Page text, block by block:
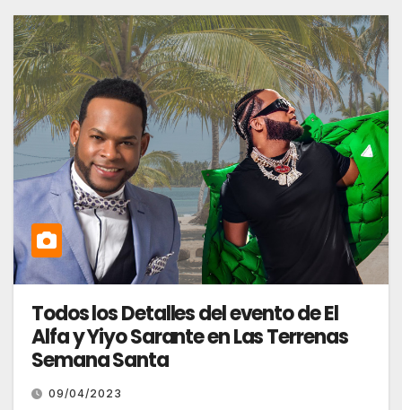
Todos los Detalles del evento de El
Alfa y Yiyo Sarante en Las Terrenas
Semana Santa
09/04/2023